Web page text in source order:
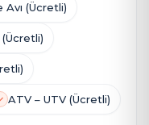
Avı (Ücretli)
ATV – UTV (Ücretli)